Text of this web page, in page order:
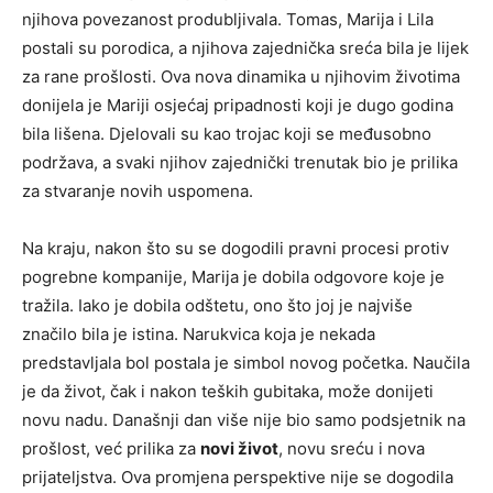
njihova povezanost produbljivala. Tomas, Marija i Lila
postali su porodica, a njihova zajednička sreća bila je lijek
za rane prošlosti. Ova nova dinamika u njihovim životima
donijela je Mariji osjećaj pripadnosti koji je dugo godina
bila lišena. Djelovali su kao trojac koji se međusobno
podržava, a svaki njihov zajednički trenutak bio je prilika
za stvaranje novih uspomena.
Na kraju, nakon što su se dogodili pravni procesi protiv
pogrebne kompanije, Marija je dobila odgovore koje je
tražila. Iako je dobila odštetu, ono što joj je najviše
značilo bila je istina. Narukvica koja je nekada
predstavljala bol postala je simbol novog početka. Naučila
je da život, čak i nakon teških gubitaka, može donijeti
novu nadu. Današnji dan više nije bio samo podsjetnik na
prošlost, već prilika za novi život, novu sreću i nova
prijateljstva. Ova promjena perspektive nije se dogodila